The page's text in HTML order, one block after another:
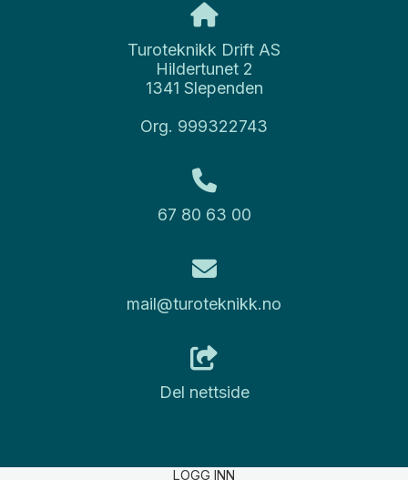
Turoteknikk Drift AS
Hildertunet 2
1341 Slependen
Org. 999322743
67 80 63 00
mail@turoteknikk.no
Del nettside
LOGG INN